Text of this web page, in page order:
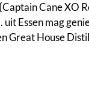
Cane XO
uit Essen mag
Great House